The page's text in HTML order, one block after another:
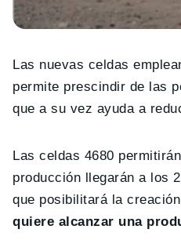
Las nuevas celdas
permite prescindir de las
que a su vez ayuda a
Las celdas 4680
producción llegarán a los
que posibilitará la
quiere alcanzar una